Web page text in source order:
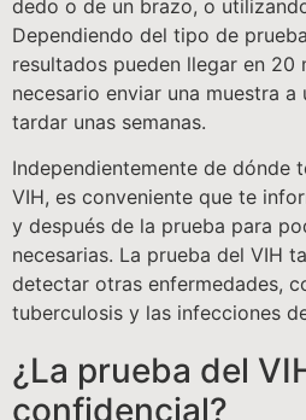
dedo o de un brazo, o
Dependiendo del tipo de
resultados pueden llegar en 20
necesario enviar una muestra
tardar unas semanas.
Independientemente de dónde
VIH, es conveniente que te
y después de la prueba para
necesarias. La prueba del VIH
detectar otras enfermedades,
tuberculosis y las infecciones
¿La prueba del
confidencial?